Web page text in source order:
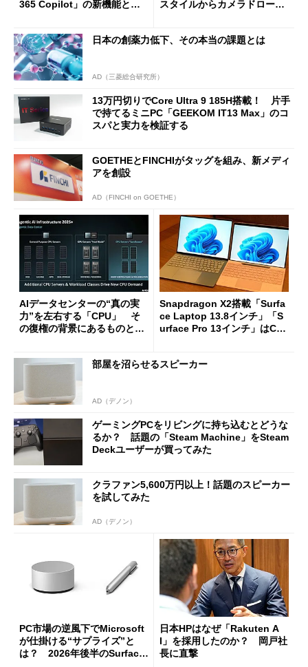
365 Copilot」の新機能とエ
スタイルからカメラドローン
日本の創薬力低下、その本当の課題とは
AD（三菱総合研究所）
13万円切りでCore Ultra 9 185H搭載！ 片手
で持てるミニPC「GEEKOM IT13 Max」のコ
スパと実力を検証する
GOETHEとFINCHIがタッグを組み、新メディ
アを創設
AD（FINCHI on GOETHE）
AIデータセンターの“真の実
力”を左右する「CPU」 そ
の復権の背景にあるものと
Snapdragon X2搭載「Surfa
ce Laptop 13.8インチ」「S
urface Pro 13インチ」はCop
た
部屋を沼らせるスピーカー
AD（デノン）
ゲーミングPCをリビングに持ち込むとどうな
るか？ 話題の「Steam Machine」をSteam
Deckユーザーが買ってみた
クラファン5,600万円以上！話題のスピーカー
を試してみた
AD（デノン）
PC市場の逆風下でMicrosoft
が仕掛ける“サプライズ”と
は？ 2026年後半のSurface
日本HPはなぜ「Rakuten A
I」を採用したのか？ 岡戸社
長に直撃